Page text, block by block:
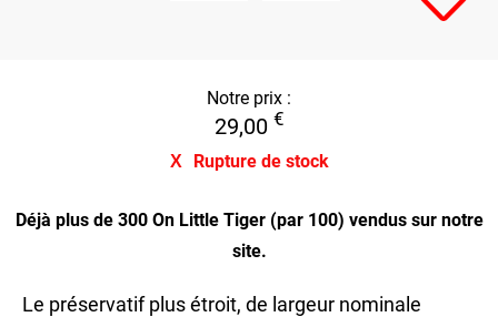
Notre prix :
29,00 €
Rupture de stock
Déjà plus de 300 On Little Tiger (par 100) vendus sur notre
site.
Le préservatif plus étroit, de largeur nominale